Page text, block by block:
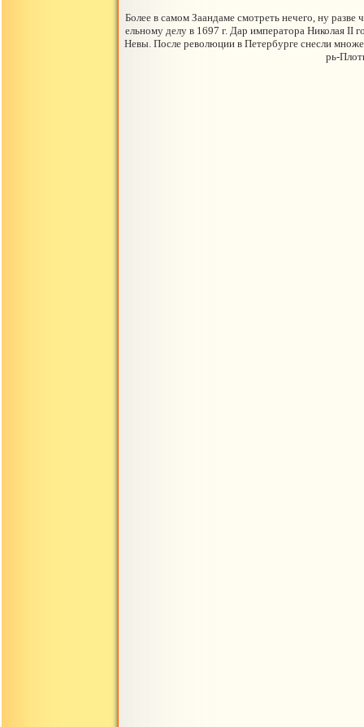
Более в самом Заандаме смотреть нечего, ну
ельному делу в 1697 г. Дар императора Николая II
Невы. После революции в Петербурге снесли
рь-